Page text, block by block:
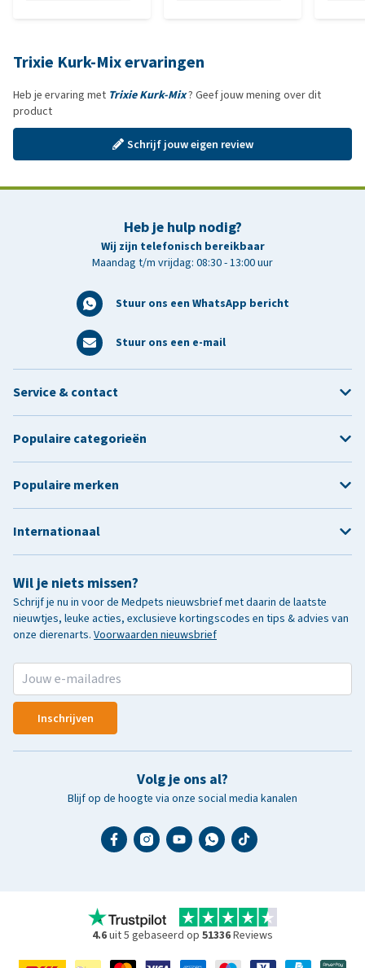
Trixie Kurk-Mix ervaringen
Heb je ervaring met Trixie Kurk-Mix? Geef jouw mening over dit
product
Schrijf jouw eigen review
Heb je hulp nodig?
Wij zijn telefonisch bereikbaar
Maandag t/m vrijdag: 08:30 - 13:00 uur
Stuur ons een WhatsApp bericht
Stuur ons een e-mail
Wil je niets missen?
Schrijf je nu in voor de Medpets nieuwsbrief met daarin de laatste
nieuwtjes, leuke acties, exclusieve kortingscodes en tips & advies van
onze dierenarts. Voorwaarden nieuwsbrief
Inschrijven
Volg je ons al?
Blijf op de hoogte via onze social media kanalen
Service & contact
Populaire categorieën
Populaire merken
Internationaal
4.6uit 5 gebaseerd op 51336Reviews